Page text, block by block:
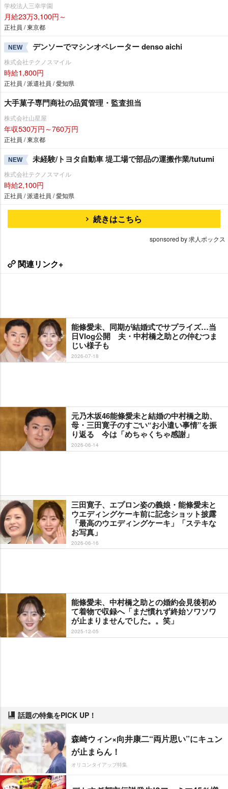
学校法人三幸学園
月給23万3,100円～
正社員 / 東京都
NEW デンソーでマシンオペレーター denso aichi
株式会社テクノスマイル
時給1,800円
正社員 / 派遣社員 / 愛知県
大手菓子専門商社の品質管理・監査担当
株式会社山星屋
年収530万円～760万円
正社員 / 東京都
NEW 未経験/トヨタ自動車 堤工場で部品の運搬作業/tutumi
株式会社テクノスマイル
時給2,100円
正社員 / 派遣社員 / 愛知県
続きはこちら
sponsored by 求人ボックス
関連リンク+
能條愛未、同期が結婚式でサプライズ…当
日Vlog公開 夫・中村橋之助との仲むつま
じい様子も
2026-07-18
元乃木坂46能條愛未と結婚の中村橋之助、
母・三田寛子のすごい“お小遣い事情”を振
り返る 今は「めちゃくちゃ感謝」
2026-06-14
三田寛子、エプロン姿の義娘・能條愛未と
ウエディングケーキ前に記念ショット披露
「最高のウエディングケーキ」「ステキな
お写真」
2026-06-16
能條愛未、中村橋之助との婚約会見後初め
て着物で収録へ「まだ慣れず終始ソワソワ
が止まりませんでした。。笑」
2025-12-05
話題の特集をPICK UP！
森崎ウィン×向井康二“両片思い”にキュン
が止まらん！
オリコンタイアップ特集